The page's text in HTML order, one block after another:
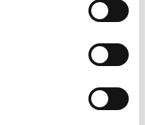
na przykład